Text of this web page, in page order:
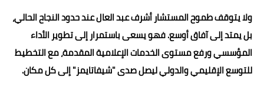
ولا يتوقف طموح المستشار أشرف عبد العال عند حدود النجاح الحالي،
بل يمتد إلى آفاق أوسع. فهو يسعى باستمرار إلى تطوير الأداء
المؤسسي ورفع مستوى الخدمات الإعلامية المقدمة، مع التخطيط
للتوسع الإقليمي والدولي ليصل صدى "شيفاتايمز" إلى كل مكان.